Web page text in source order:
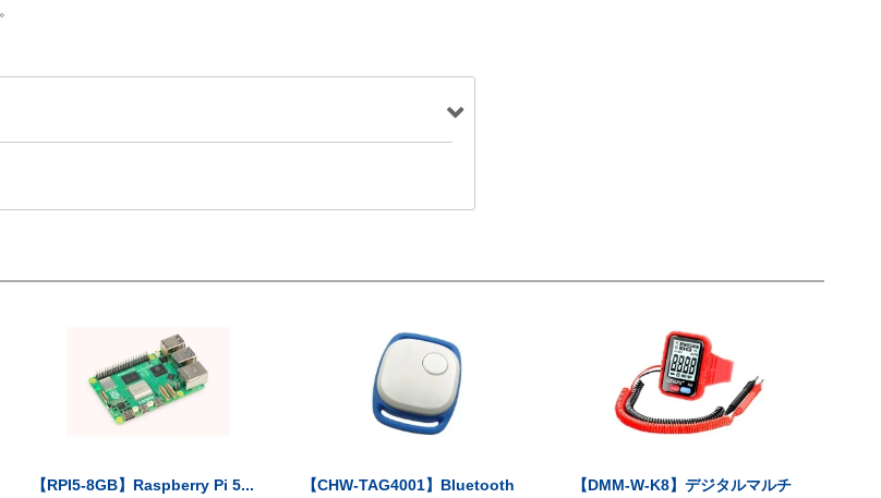
【RPI5-8GB】Raspberry Pi 5...
【CHW-TAG4001】Bluetooth
【DMM-W-K8】デジタルマルチ